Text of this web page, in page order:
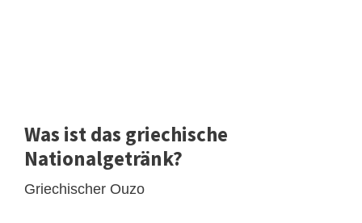
Was ist das griechische
Nationalgetränk?
Griechischer Ouzo